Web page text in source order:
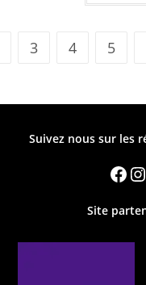
3 4 5
Suivez nous sur les
Site